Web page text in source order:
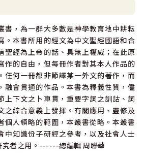
書，為一群大多數是神學教育地中耕耘
。本書所用的經文為中文聖經國語和合
聖經為上帝的話、具無上權威；在此原
作的自由，但每冊作者對其本人作品的
任何一冊都非節譯某一外文的著作，而
融會貫通的作品。本書為釋義性質，儘
上下文之卜車貫，重要字詞之訓詁、詞
之綜合意義上發揮。有關應用、靈修及
個人領略的範圍，本叢書從略。本叢書
中知識份子研經之參考，以及社會人士
究者之用。------總編輯 周聯華